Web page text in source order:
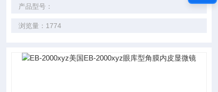
产品型号：
浏览量：1774